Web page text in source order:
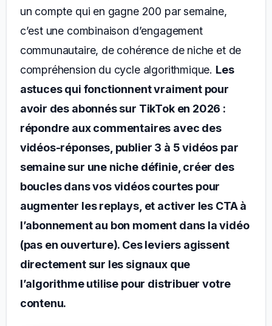
un compte qui en gagne 200 par semaine,
c’est une combinaison d’engagement
communautaire, de cohérence de niche et de
compréhension du cycle algorithmique. Les
astuces qui fonctionnent vraiment pour
avoir des abonnés sur TikTok en 2026 :
répondre aux commentaires avec des
vidéos-réponses, publier 3 à 5 vidéos par
semaine sur une niche définie, créer des
boucles dans vos vidéos courtes pour
augmenter les replays, et activer les CTA à
l’abonnement au bon moment dans la vidéo
(pas en ouverture). Ces leviers agissent
directement sur les signaux que
l’algorithme utilise pour distribuer votre
contenu.